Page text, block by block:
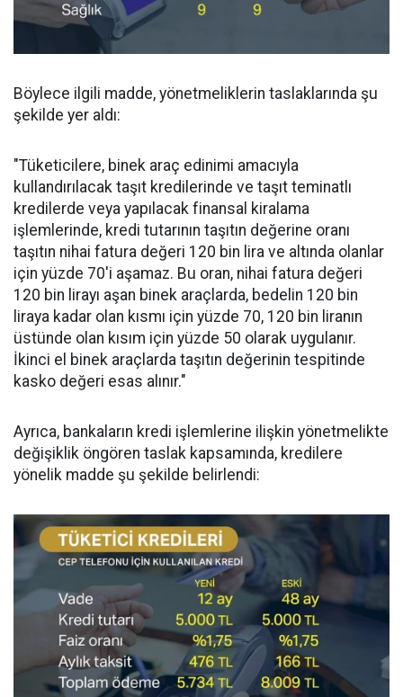
Böylece ilgili madde, yönetmeliklerin taslaklarında şu
şekilde yer aldı:
"Tüketicilere, binek araç edinimi amacıyla
kullandırılacak taşıt kredilerinde ve taşıt teminatlı
kredilerde veya yapılacak finansal kiralama
işlemlerinde, kredi tutarının taşıtın değerine oranı
taşıtın nihai fatura değeri 120 bin lira ve altında olanlar
için yüzde 70'i aşamaz. Bu oran, nihai fatura değeri
120 bin lirayı aşan binek araçlarda, bedelin 120 bin
liraya kadar olan kısmı için yüzde 70, 120 bin liranın
üstünde olan kısım için yüzde 50 olarak uygulanır.
İkinci el binek araçlarda taşıtın değerinin tespitinde
kasko değeri esas alınır."
Ayrıca, bankaların kredi işlemlerine ilişkin yönetmelikte
değişiklik öngören taslak kapsamında, kredilere
yönelik madde şu şekilde belirlendi: